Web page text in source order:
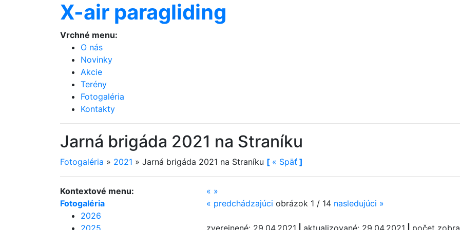
X-air paragliding
Vrchné menu:
O nás
Novinky
Akcie
Terény
Fotogaléria
Kontakty
Jarná brigáda 2021 na Straníku
Fotogaléria » 2021 » Jarná brigáda 2021 na Straníku [ « Späť ]
« »
« predchádzajúci obrázok 1 / 14 nasledujúci »
zverejnené: 29.04.2021 aktualizované: 29.04.2021 počet
Kontextové menu:
Fotogaléria
2026
2025